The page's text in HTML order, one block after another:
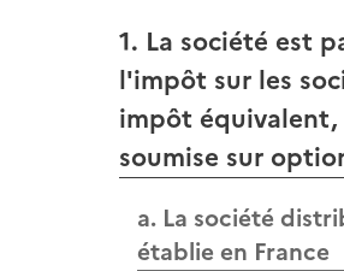
1. La société est
l'impôt sur les
impôt équivalent,
soumise sur
a. La société
établie en France